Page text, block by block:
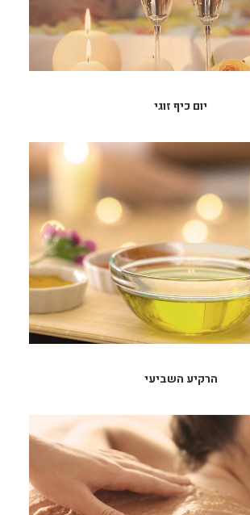
יום כיף זוגי
הרקיע השביעי